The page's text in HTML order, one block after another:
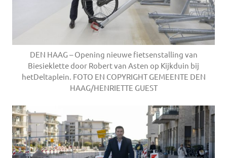
DEN HAAG – Opening nieuwe fietsenstalling van
Biesieklette door Robert van Asten op Kijkduin bij
hetDeltaplein. FOTO EN COPYRIGHT GEMEENTE DEN
HAAG/HENRIETTE GUEST